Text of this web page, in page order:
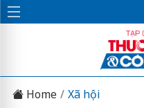
Home Xã hội